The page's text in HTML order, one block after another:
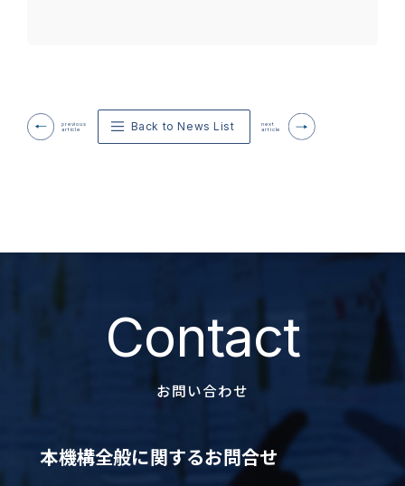
previous
article
Back to News List
next
article
Contact
お問い合わせ
本機構全般に関するお問合せ